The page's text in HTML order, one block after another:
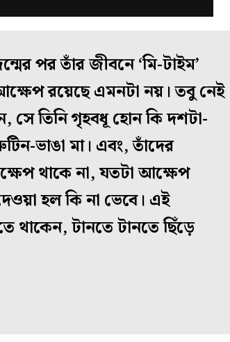
পর তাঁর জীবনে ‘মি-টাইম’
রয়েছে এমনটা নয়। তবু নেই
সে তিনি গৃহবধূ হোন কি দশটা-
ভাঙা মা। এবং, তাঁদের
থাকে না, যতটা আক্ষেপ
হল কি না ভেবে। এই
থাকেন, টানতে টানতে ছিঁড়ে